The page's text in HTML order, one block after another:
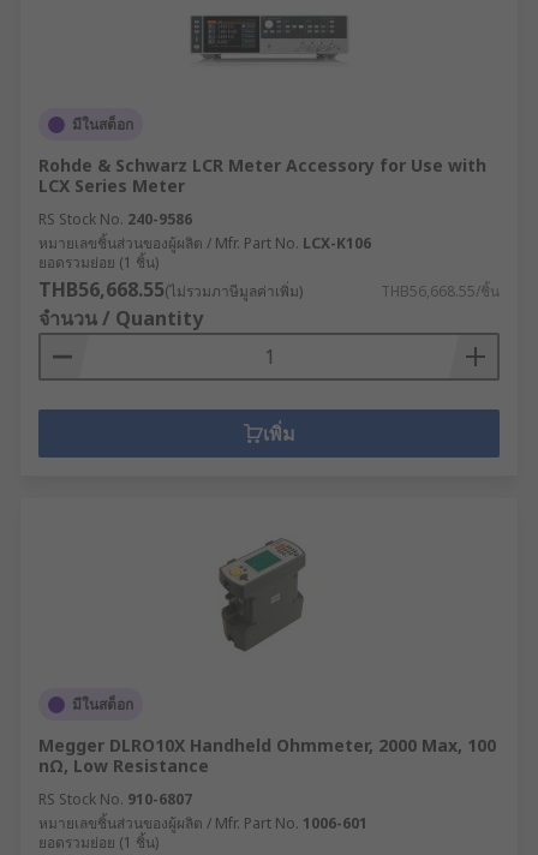
มีในสต็อก
Rohde & Schwarz LCR Meter Accessory for Use with
LCX Series Meter
RS Stock No. 240-9586
หมายเลขชิ้นส่วนของผู้ผลิต / Mfr. Part No. LCX-K106
ยอดรวมย่อย (1 ชิ้น)
THB56,668.55(ไม่รวมภาษีมูลค่าเพิ่ม) THB56,668.55/ชิ้น
จำนวน / Quantity
เพิ่ม
มีในสต็อก
Megger DLRO10X Handheld Ohmmeter, 2000 Max, 100
nΩ, Low Resistance
RS Stock No. 910-6807
หมายเลขชิ้นส่วนของผู้ผลิต / Mfr. Part No. 1006-601
ยอดรวมย่อย (1 ชิ้น)